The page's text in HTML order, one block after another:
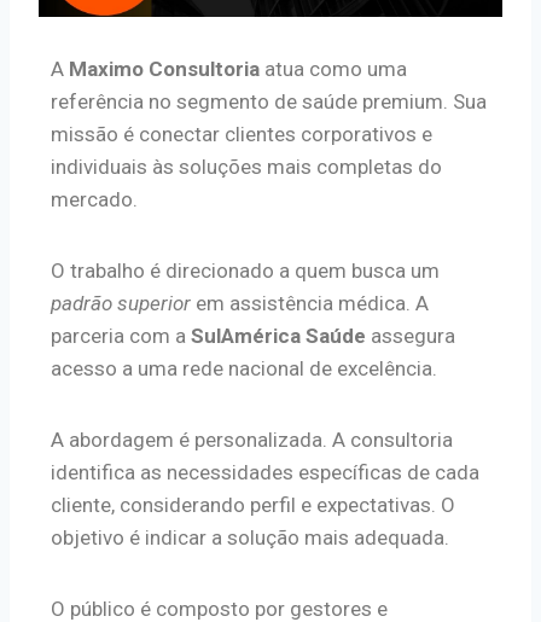
A Maximo Consultoria atua como uma
referência no segmento de saúde premium. Sua
missão é conectar clientes corporativos e
individuais às soluções mais completas do
mercado.
O trabalho é direcionado a quem busca um
padrão superior em assistência médica. A
parceria com a SulAmérica Saúde assegura
acesso a uma rede nacional de excelência.
A abordagem é personalizada. A consultoria
identifica as necessidades específicas de cada
cliente, considerando perfil e expectativas. O
objetivo é indicar a solução mais adequada.
O público é composto por gestores e